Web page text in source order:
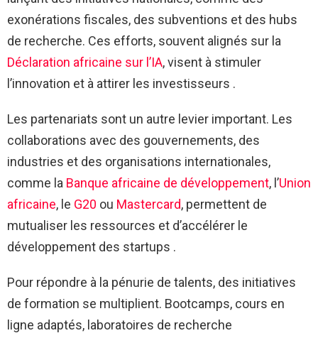
exonérations fiscales, des subventions et des hubs
de recherche. Ces efforts, souvent alignés sur la
Déclaration africaine sur l’IA, visent à stimuler
l’innovation et à attirer les investisseurs .
Les partenariats sont un autre levier important. Les
collaborations avec des gouvernements, des
industries et des organisations internationales,
comme la Banque africaine de développement, l’Union
africaine, le G20 ou Mastercard, permettent de
mutualiser les ressources et d’accélérer le
développement des startups .
Pour répondre à la pénurie de talents, des initiatives
de formation se multiplient. Bootcamps, cours en
ligne adaptés, laboratoires de recherche